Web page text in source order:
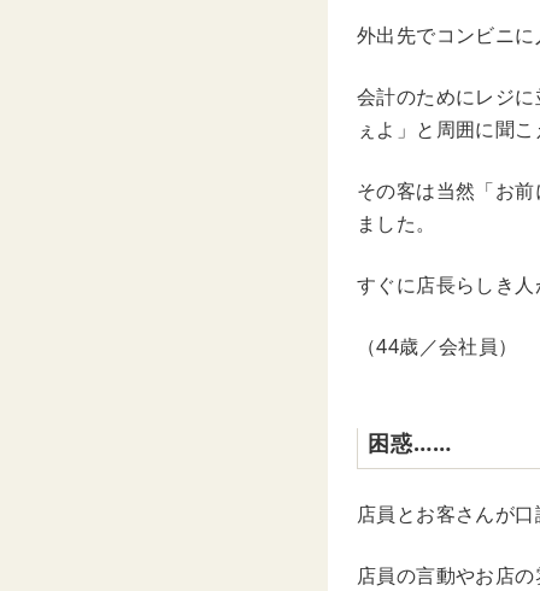
外出先でコンビニに
会計のためにレジ
ぇよ」と周囲に聞こ
その客は当然「お
ました。
すぐに店長らしき人
（44歳／会社員）
困惑……
店員とお客さんが口
店員の言動やお店